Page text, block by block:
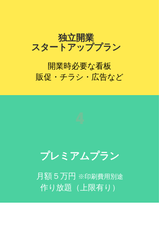
開業時必要な看板
販促・チラシ・ ​広告など
独立開業
​スタートアッププラン
月額５万円 ※印刷費用別途
作り放題（上限有り）
4
プレミアムプラン